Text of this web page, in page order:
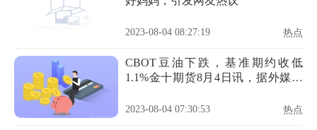
2023-08-04 08:27:19 热点
CBOT豆油下跌，基准期约收低
1.1%金十期货8月4日讯，据外媒报
（CBOT）豆油期货市场收盘下
2023-08-04 07:30:53 热点